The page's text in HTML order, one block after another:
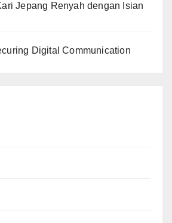
Jepang Renyah dengan Isian
Digital Communication